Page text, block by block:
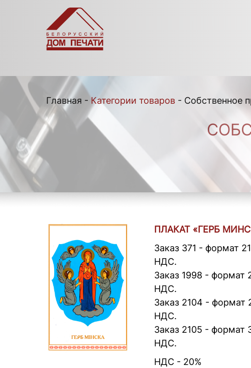
Главная - Категории товаров - Собственное
ПЛАКАТ «ГЕРБ
Заказ 371 - формат
НДС.
Заказ 1998 - формат
НДС.
Заказ 2104 - формат
НДС.
Заказ 2105 - формат
НДС.
НДС - 20%